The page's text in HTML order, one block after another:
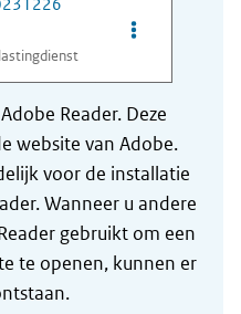
Opties van
Reader. Deze
website van Adobe.
voor de installatie
Wanneer u andere
gebruikt om een
te openen, kunnen er